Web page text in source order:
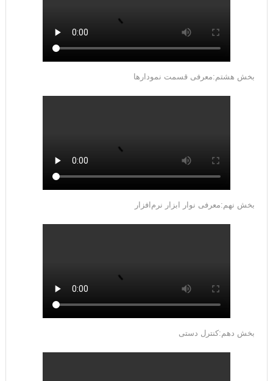
بخش هشتم:معرفی قسمت نمودارها
بخش نهم:معرفی نوار ابزار نرم‌افزار
بخش دهم:کنترل دستی